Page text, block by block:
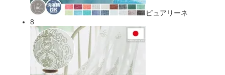
ピュアリーネ
8